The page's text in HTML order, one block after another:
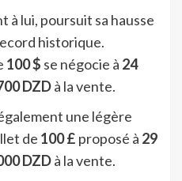
à lui, poursuit sa hausse
historique.
100 $ se négocie à 24
DZDà la vente.
une légère
de 100 £ proposé à 29
DZDà la vente.